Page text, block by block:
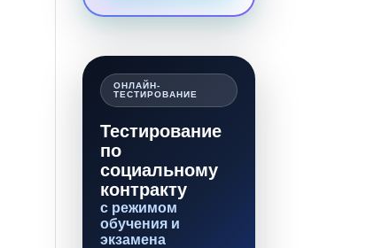
ОНЛАЙН-
ТЕСТИРОВАНИЕ
Тестирование
по
социальному
контракту
с режимом
обучения и
экзамена